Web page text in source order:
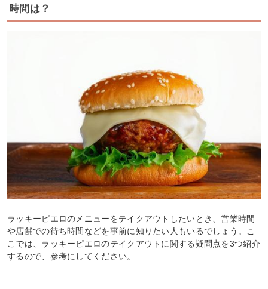
時間は？
ラッキーピエロのメニューをテイクアウトしたいとき、営業時間
や店舗での待ち時間などを事前に知りたい人もいるでしょう。こ
こでは、ラッキーピエロのテイクアウトに関する疑問点を3つ紹介
するので、参考にしてください。